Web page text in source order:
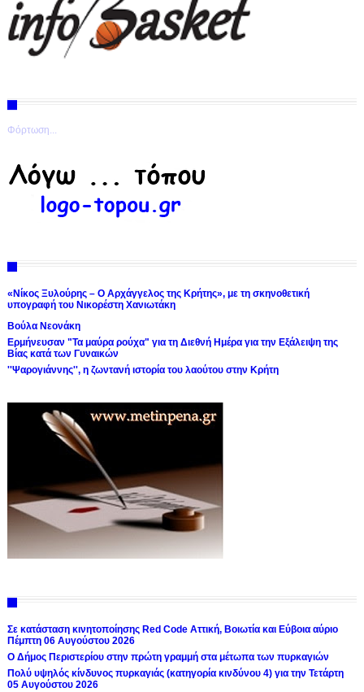
Φόρτωση...
«Νίκος Ξυλούρης – Ο Αρχάγγελος της Κρήτης», με τη σκηνοθετική
υπογραφή του Νικορέστη Χανιωτάκη
Βούλα Νεονάκη
Ερμήνευσαν "Τα μαύρα ρούχα" για τη Διεθνή Ημέρα για την Εξάλειψη της
Βίας κατά των Γυναικών
''Ψαρογιάννης'', η ζωντανή ιστορία του λαούτου στην Κρήτη
Σε κατάσταση κινητοποίησης Red Code Αττική, Βοιωτία και Εύβοια αύριο
Πέμπτη 06 Αυγούστου 2026
Ο Δήμος Περιστερίου στην πρώτη γραμμή στα μέτωπα των πυρκαγιών
Πολύ υψηλός κίνδυνος πυρκαγιάς (κατηγορία κινδύνου 4) για την Τετάρτη
05 Αυγούστου 2026